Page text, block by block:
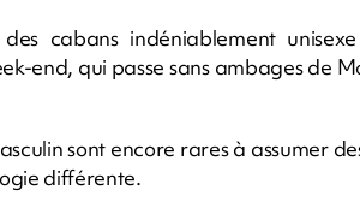
cabans indéniablement
end, qui passe sans ambages de
sont encore rares à assumer
différente.